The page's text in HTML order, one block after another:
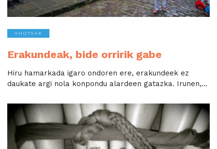
AHOTSAK
Erakundeak, bide orririk gabe
Hiru hamarkada igaro ondoren ere, erakundeek ez
daukate argi nola konpondu alardeen gatazka. Irunen,...